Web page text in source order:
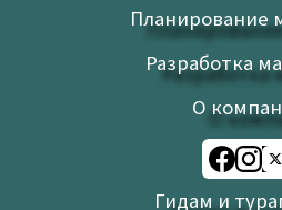
Я прочитал и согласен с
Политикой
конфиденциальности
Планирование
Разработка
О
Гидам и